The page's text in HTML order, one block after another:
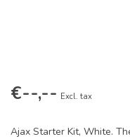
€--,-- Excl. tax
Ajax Starter Kit, White.